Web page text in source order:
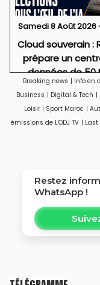
Samedi 8 Août 2026
Cloud souverain :
prépare un
données de 50
Breaking news | Info en
Business | Digital & Tech |
Loisir | Sport Maroc |
émissions de L'ODJ TV | Last
Restez
WhatsApp !